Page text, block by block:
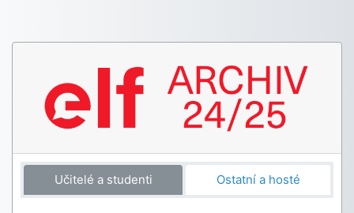
Učitelé a studenti Ostatní a hosté